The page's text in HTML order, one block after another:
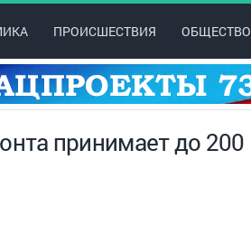
ПРОИСШЕСТВИЯ ОБЩЕСТВО
принимает до 200